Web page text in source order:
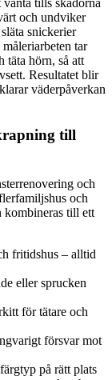
tills skadorna
och undviker
snickerier
tar
täta hörn, så att
Resultatet blir
väderpåverkan
till
och
och
kombineras till ett
fritidshus – alltid
eller sprucken
för tätare och
försvar mot
på rätt plats